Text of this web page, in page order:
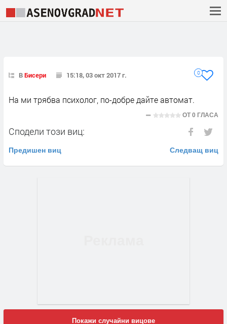
ВБисери 15:18, 03 окт 2017 г. 0
На ми трябва психолог, по-добре дайте автомат.
ОТ0 ГЛАСА
Сподели този виц:
Предишен виц Следващ виц
Покажи случайни вицове